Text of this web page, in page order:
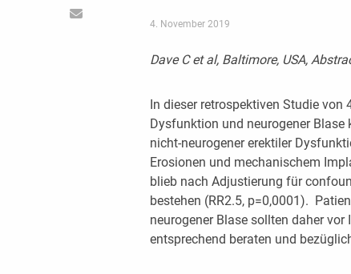
4. November 2019
Dave C et al, Baltimore, USA,
In dieser retrospektiven Studie von
Dysfunktion und neurogener
nicht-neurogener erektiler
Erosionen und mechanischem
blieb nach Adjustierung für
bestehen (RR2.5, p=0,0001).
neurogener Blase sollten daher
entsprechend beraten und